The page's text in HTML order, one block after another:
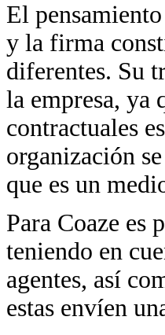
El
y la firma
diferentes. Su
la empresa, ya
contractuales
organización
que es un
Para Coaze es
teniendo en
agentes, así
estas envíen